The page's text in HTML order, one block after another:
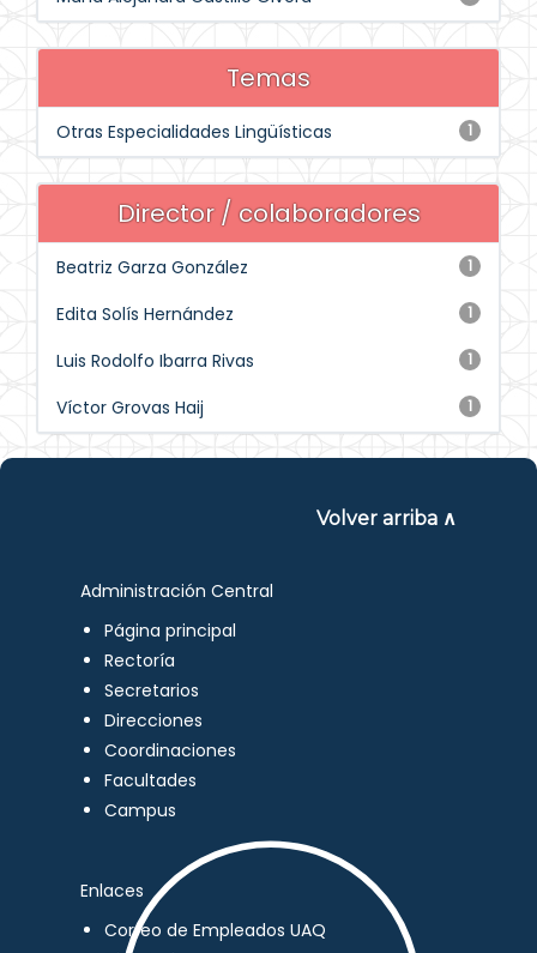
Temas
1
Otras Especialidades Lingüísticas
Director / colaboradores
1
Beatriz Garza González
1
Edita Solís Hernández
1
Luis Rodolfo Ibarra Rivas
1
Víctor Grovas Haij
Volver arriba ∧
Administración Central
Página principal
Rectoría
Secretarios
Direcciones
Coordinaciones
Facultades
Campus
Enlaces
Correo de Empleados UAQ